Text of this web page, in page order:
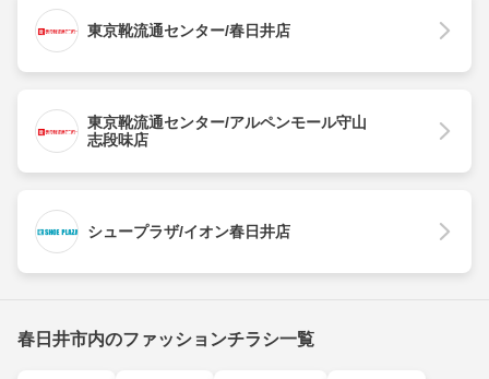
東京靴流通センター/春日井店
東京靴流通センター/アルペンモール守山
志段味店
シュープラザ/イオン春日井店
春日井市内のファッションチラシ一覧